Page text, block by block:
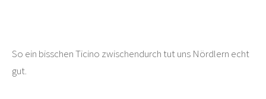
So ein bisschen Ticino zwischendurch tut uns Nördlern echt
gut.